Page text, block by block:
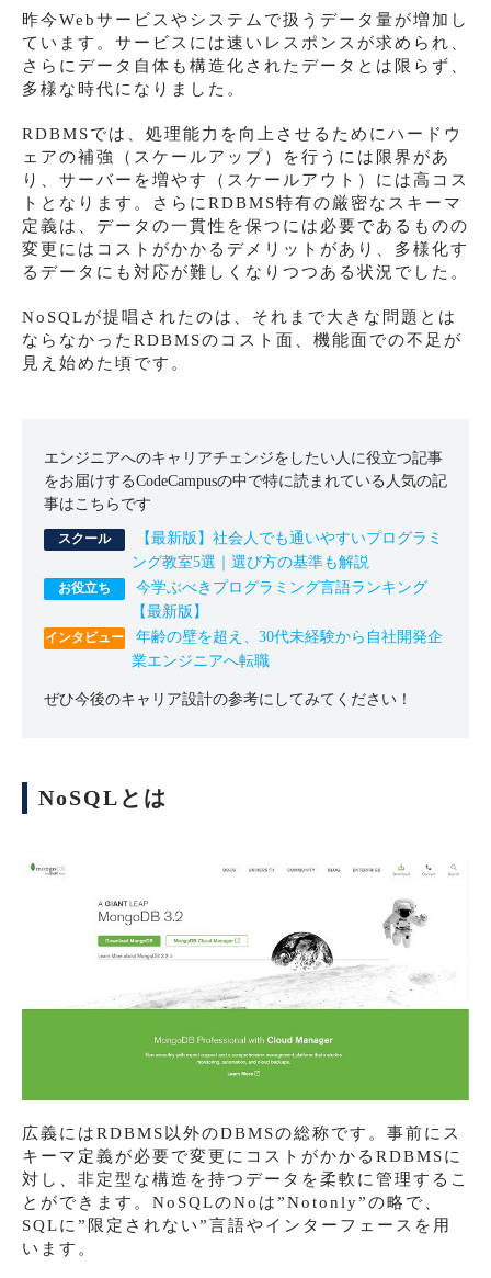
昨今Webサービスやシステムで扱うデータ量が増加し
ています。サービスには速いレスポンスが求められ、
さらにデータ自体も構造化されたデータとは限らず、
多様な時代になりました。
RDBMSでは、処理能力を向上させるためにハードウ
ェアの補強（スケールアップ）を行うには限界があ
り、サーバーを増やす（スケールアウト）には高コス
トとなります。さらにRDBMS特有の厳密なスキーマ
定義は、データの一貫性を保つには必要であるものの
変更にはコストがかかるデメリットがあり、多様化す
るデータにも対応が難しくなりつつある状況でした。
NoSQLが提唱されたのは、それまで大きな問題とは
ならなかったRDBMSのコスト面、機能面での不足が
見え始めた頃です。
エンジニアへのキャリアチェンジをしたい人に役立つ記事
をお届けするCodeCampusの中で特に読まれている人気の記
事はこちらです
【最新版】社会人でも通いやすいプログラミ
ング教室5選｜選び方の基準も解説
今学ぶべきプログラミング言語ランキング
【最新版】
年齢の壁を超え、30代未経験から自社開発企
業エンジニアへ転職
ぜひ今後のキャリア設計の参考にしてみてください！
NoSQLとは
広義にはRDBMS以外のDBMSの総称です。事前にス
キーマ定義が必要で変更にコストがかかるRDBMSに
対し、非定型な構造を持つデータを柔軟に管理するこ
とができます。NoSQLのNoは”Notonly”の略で、
SQLに”限定されない”言語やインターフェースを用
います。